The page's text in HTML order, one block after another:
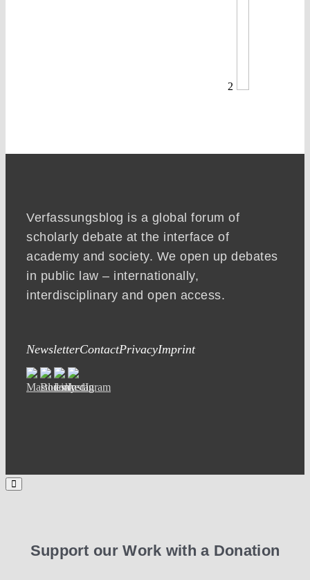
2
Verfassungsblog is a global forum of
scholarly debate at the interface of
academy and society. We open up debates
in public law – internationally,
interdisciplinary and open access.
NewsletterContactPrivacyImprint
Support our Work with a Donation